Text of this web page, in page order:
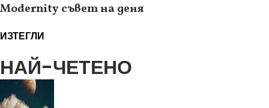
Modernity съвет на деня
ИЗТЕГЛИ
НАЙ-ЧЕТЕНО